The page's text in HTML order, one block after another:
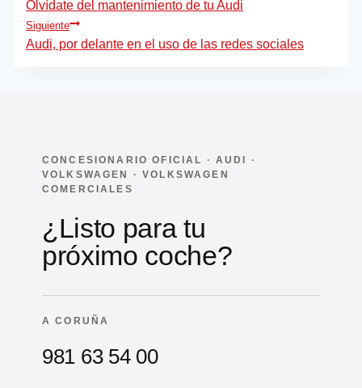
de
entradas
Olvídate del mantenimiento de tu Audi
Siguiente
Audi, por delante en el uso de las redes sociales
CONCESIONARIO OFICIAL · AUDI ·
VOLKSWAGEN · VOLKSWAGEN
COMERCIALES
¿Listo para tu
próximo coche?
A CORUÑA
981 63 54 00